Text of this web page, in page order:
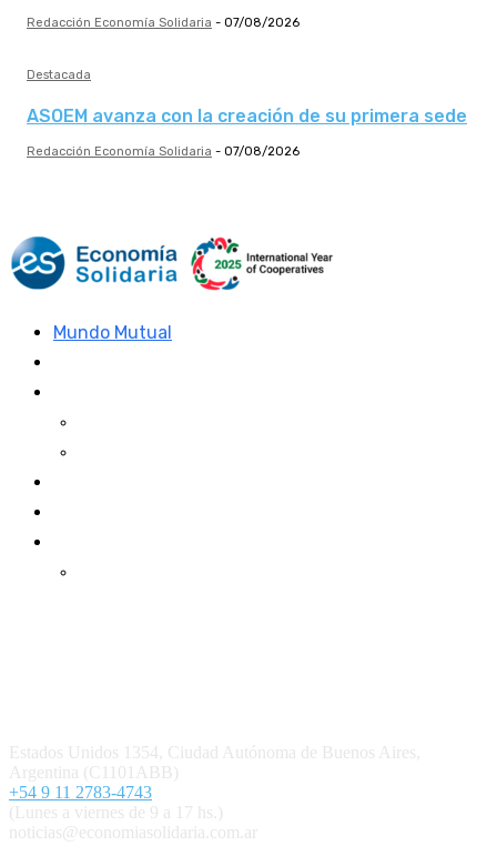
Redacción Economía Solidaria - 07/08/2026
Destacada
ASOEM avanza con la creación de su primera sede
Redacción Economía Solidaria - 07/08/2026
Mundo Mutual
Estados Unidos 1354, Ciudad Autónoma de Buenos Aires,
Argentina (C1101ABB)
+54 9 11 2783-4743
(Lunes a viernes de 9 a 17 hs.)
noticias@economiasolidaria.com.ar